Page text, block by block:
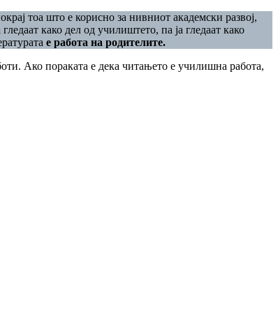
тоа што е корисно за нивниот академски развој,
како дел од училиштето, па ја гледаат како
е работа на родителите.
Ако пораката е дека читањето е училишна работа,